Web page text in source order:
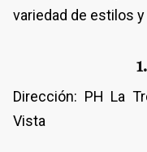
variedad de estilos
Dirección: PH La
Vista